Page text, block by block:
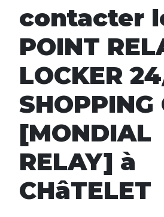
contacter
POINT
LOCKER
SHOPPING
[MONDIAL
RELAY] à
CHâTELET